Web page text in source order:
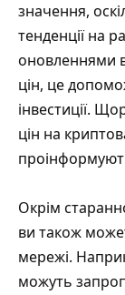
значення,
тенденції на
оновленнями
цін, це
інвестиції.
цін на
Окрім
ви також
мережі.
можуть